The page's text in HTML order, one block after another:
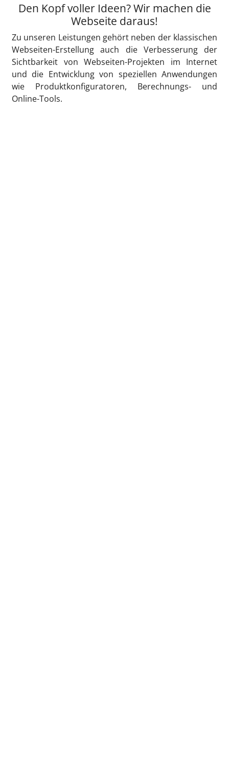
Den Kopf voller Ideen? Wir machen die
Webseite daraus!
Zu unseren Leistungen gehört neben der klassischen
Webseiten-Erstellung auch die Verbesserung der
Sichtbarkeit von Webseiten-Projekten im Internet
und die Entwicklung von speziellen Anwendungen
wie Produktkonfiguratoren, Berechnungs- und
Online-Tools.